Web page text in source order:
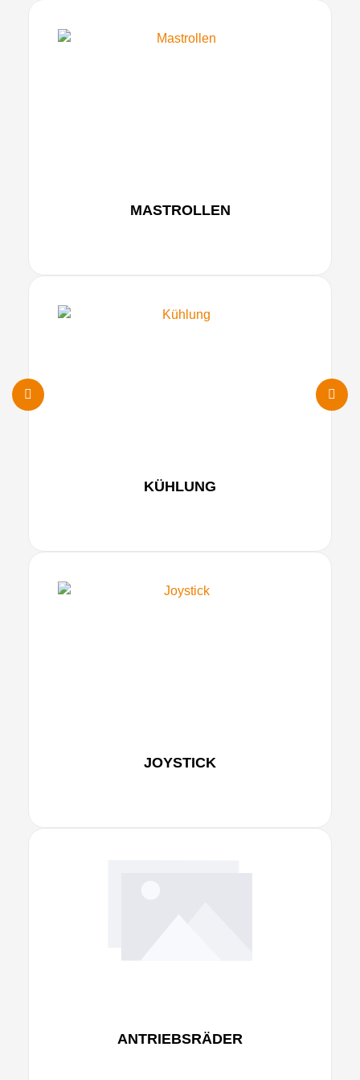
MASTROLLEN
KÜHLUNG
JOYSTICK
ANTRIEBSRÄDER